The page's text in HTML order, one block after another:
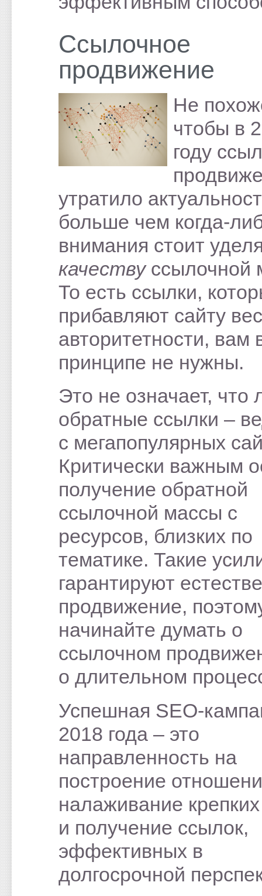
Ссылочное
продвижение
Не
чтобы в
году
утратило
больше чем когда-
внимания стоит
качествуссылочной
То есть ссылки,
прибавляют сайту
авторитетности, вам
принципе не нужны.
Это не означает, что
обратные ссылки –
с мегапопулярных
Критически важным
получение обратной
ссылочной массы с
ресурсов, близких по
тематике. Такие
гарантируют
продвижение,
начинайте думать о
ссылочном
о длительном
Успешная SEO-
2018 года – это
направленность на
построение
налаживание
и получение ссылок,
эффективных в
долгосрочной